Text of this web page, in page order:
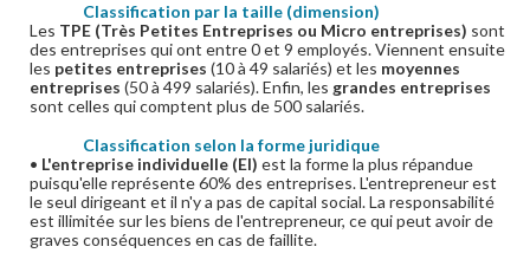
Classification par la taille (dimension)
Les TPE (Très Petites Entreprises ou Micro entreprises) sont
des entreprises qui ont entre 0 et 9 employés. Viennent ensuite
les petites entreprises (10 à 49 salariés) et les moyennes
entreprises (50 à 499 salariés). Enfin, les grandes entreprises
sont celles qui comptent plus de 500 salariés.
Classification selon la forme juridique
• L'entreprise individuelle (EI) est la forme la plus répandue
puisqu'elle représente 60% des entreprises. L'entrepreneur est
le seul dirigeant et il n'y a pas de capital social. La responsabilité
est illimitée sur les biens de l'entrepreneur, ce qui peut avoir de
graves conséquences en cas de faillite.